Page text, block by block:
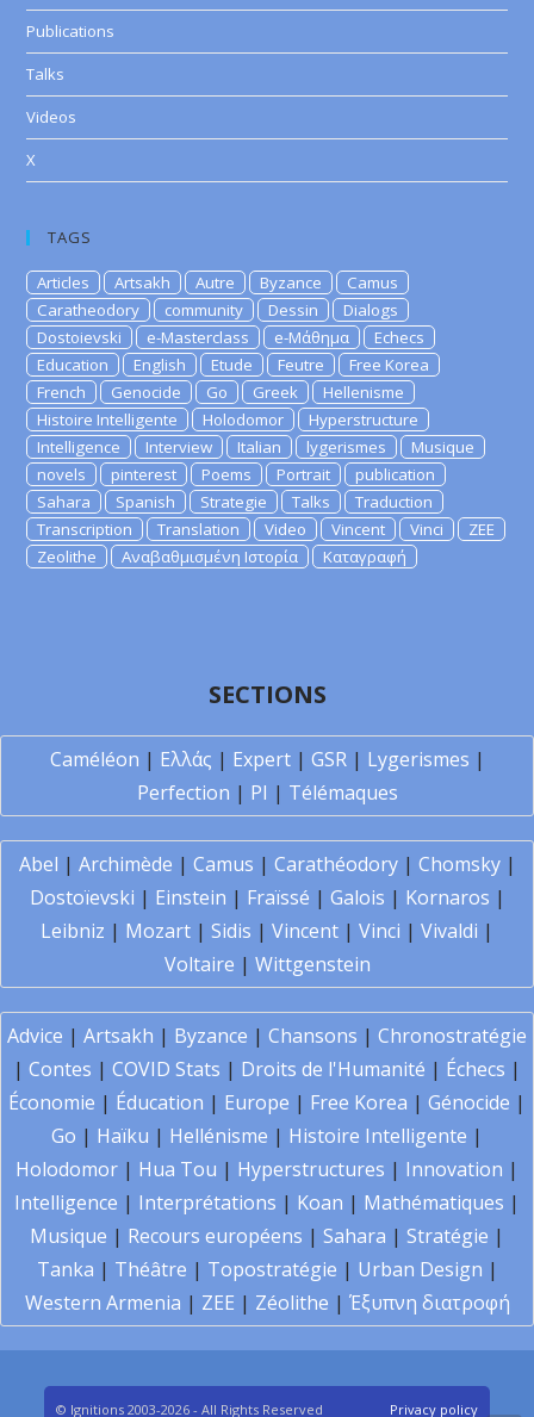
Publications
Talks
Videos
X
TAGS
Articles Artsakh Autre Byzance
Camus
Caratheodory
community Dessin
Dialogs
Dostoievski
e-Masterclass e-Μάθημα
Echecs
Education
English Etude Feutre
Free Korea
French
Genocide Go Greek
Hellenisme
Histoire Intelligente
Holodomor
Hyperstructure
Intelligence
Interview Italian lygerismes
Musique
novels
pinterest Poems Portrait
publication
Sahara
Spanish Strategie Talks
Traduction
Transcription
Translation Video Vincent Vinci
ZEE
Zeolithe
Αναβαθμισμένη Ιστορία Καταγραφή
SECTIONS
Caméléon | Ελλάς | Expert| GSR| Lygerismes |
Perfection | PI | Télémaques
Abel | Archimède | Camus | Carathéodory| Chomsky|
Dostoïevski | Einstein | Fraïssé | Galois | Kornaros |
Leibniz | Mozart | Sidis | Vincent | Vinci | Vivaldi |
Voltaire | Wittgenstein
Advice | Artsakh | Byzance | Chansons | Chronostratégie
| Contes | COVID Stats | Droits de l'Humanité | Échecs |
Économie | Éducation | Europe | Free Korea | Génocide |
Go | Haïku | Hellénisme | Histoire Intelligente |
Holodomor | Hua Tou | Hyperstructures | Innovation |
Intelligence | Interprétations | Koan | Mathématiques |
Musique | Recours européens | Sahara | Stratégie |
Tanka | Théâtre | Topostratégie | Urban Design |
Western Armenia | ZEE | Zéolithe | Έξυπνη διατροφή
© Ignitions 2003-2026 - All Rights Reserved Privacy policy